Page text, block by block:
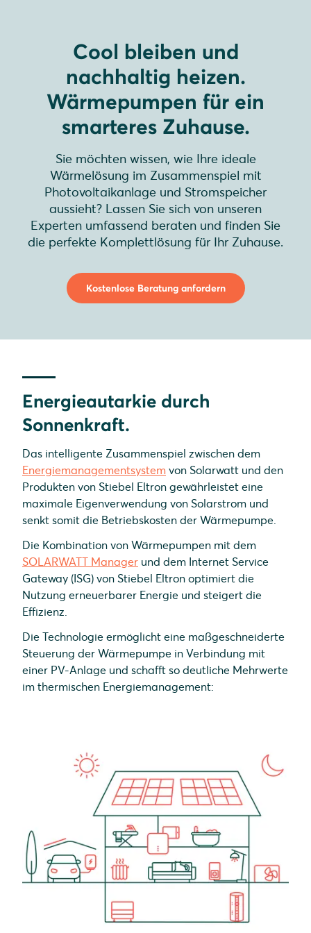
Cool bleiben und
nachhaltig heizen.
Wärmepumpen für ein
smarteres Zuhause.
Sie möchten wissen, wie Ihre ideale
Wärmelösung im Zusammenspiel mit
Photovoltaikanlage und Stromspeicher
aussieht? Lassen Sie sich von unseren
Experten umfassend beraten und finden Sie
die perfekte Komplettlösung für Ihr Zuhause.
Kostenlose Beratung anfordern
Energieautarkie durch
Sonnenkraft.
Das intelligente Zusammenspiel zwischen dem
Energiemanagementsystem von Solarwatt und den
Produkten von Stiebel Eltron gewährleistet eine
maximale Eigenverwendung von Solarstrom und
senkt somit die Betriebskosten der Wärmepumpe.
Die Kombination von Wärmepumpen mit dem
SOLARWATT Manager und dem Internet Service
Gateway (ISG) von Stiebel Eltron optimiert die
Nutzung erneuerbarer Energie und steigert die
Effizienz.
Die Technologie ermöglicht eine maßgeschneiderte
Steuerung der Wärmepumpe in Verbindung mit
einer PV-Anlage und schafft so deutliche Mehrwerte
im thermischen Energiemanagement: